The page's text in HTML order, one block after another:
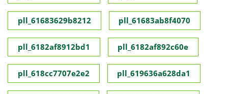
pll_61683629b8212 pll_61683ab8f4070
pll_6182af8912bd1 pll_6182af892c60e
pll_618cc7707e2e2 pll_619636a628da1